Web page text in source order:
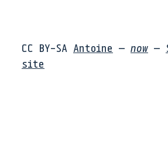
CC BY-SA Antoine — now —
site